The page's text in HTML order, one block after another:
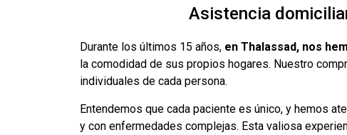
Asistencia
Durante los últimos 15 años, en Thalassad, nos
la comodidad de sus propios hogares. Nuestro
individuales de cada persona.
Entendemos que cada paciente es único, y hemos
y con enfermedades complejas. Esta valiosa